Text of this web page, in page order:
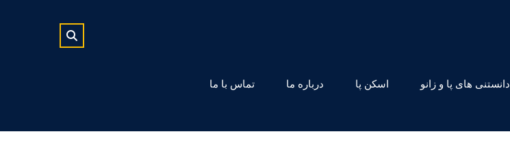
دانستنی های پا و زانو اسکن پا درباره ما تماس با ما